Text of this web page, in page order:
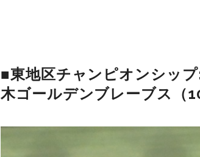
■東地区チャンピオンシッ
木ゴールデンブレーブス
（